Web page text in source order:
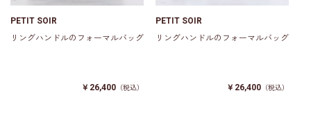
PETIT SOIR
リングハンドルのフォーマルバッグ
￥26,400 （税込）
PETIT SOIR
リングハンドルのフォーマルバッグ
￥26,400 （税込）